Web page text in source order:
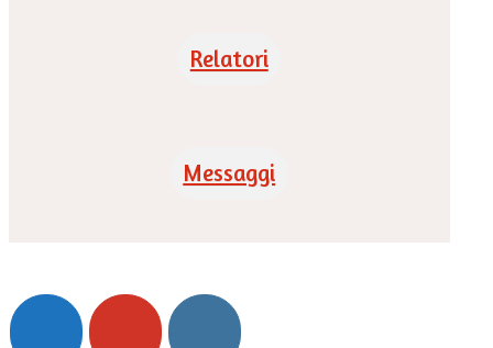
Relatori
Messaggi